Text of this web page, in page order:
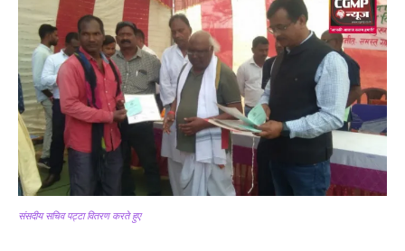
संसदीय सचिव पट्टा वितरण करते हुए